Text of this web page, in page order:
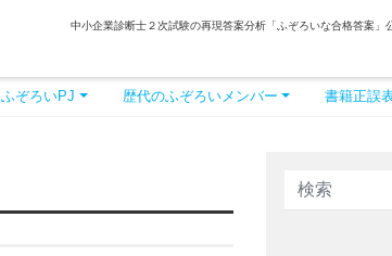
中小企業診断士２次試験の再現答案分析「ふぞろいな合格答案」
ふぞろいPJ 歴代のふぞろいメンバー 書籍正誤